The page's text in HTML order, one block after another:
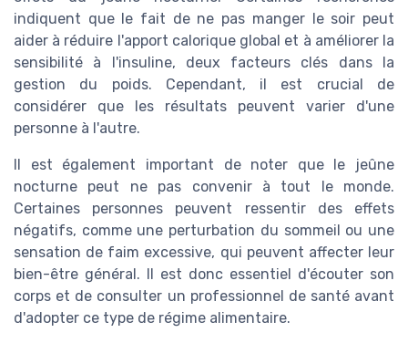
indiquent que le fait de ne pas manger le soir peut
aider à réduire l'apport calorique global et à améliorer la
sensibilité à l'insuline, deux facteurs clés dans la
gestion du poids. Cependant, il est crucial de
considérer que les résultats peuvent varier d'une
personne à l'autre.
Il est également important de noter que le jeûne
nocturne peut ne pas convenir à tout le monde.
Certaines personnes peuvent ressentir des effets
négatifs, comme une perturbation du sommeil ou une
sensation de faim excessive, qui peuvent affecter leur
bien-être général. Il est donc essentiel d'écouter son
corps et de consulter un professionnel de santé avant
d'adopter ce type de régime alimentaire.